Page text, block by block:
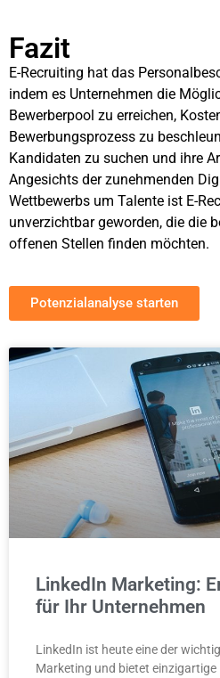
Fazit
E-Recruiting hat das
indem es Unternehmen die
Bewerberpool zu erreichen,
Bewerbungsprozess zu
Kandidaten zu suchen und ihre
Angesichts der zunehmenden
Wettbewerbs um Talente ist E-
unverzichtbar geworden, die die
offenen Stellen finden möchten.
Potenzialanalyse starten
LinkedIn Marketing:
für Ihr Unternehmen​
LinkedIn ist heute eine der
Marketing und bietet